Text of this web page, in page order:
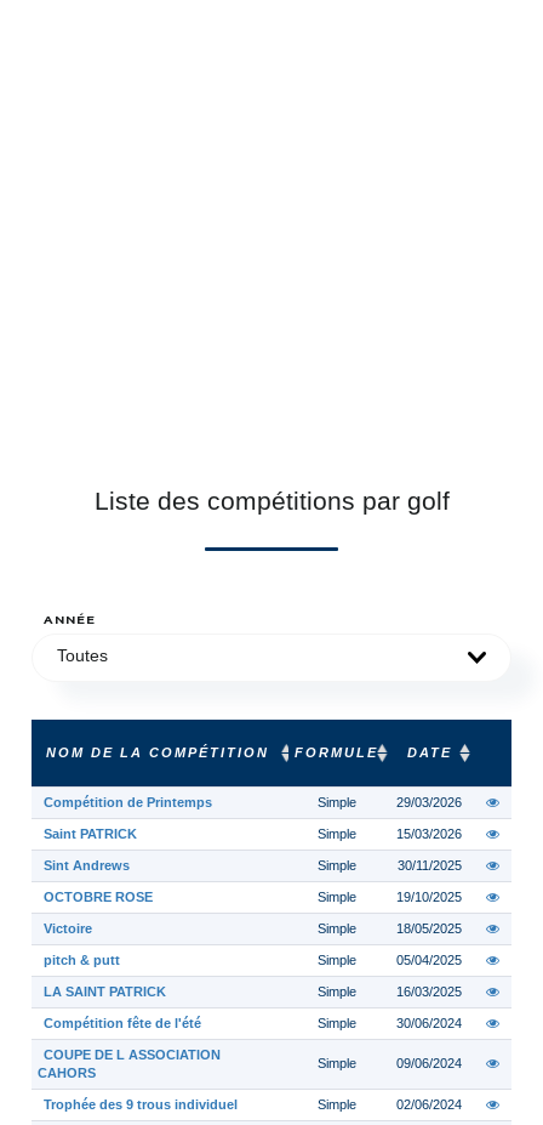
Liste des compétitions par golf
ANNÉE
Toutes
NOM DE LA COMPÉTITION FORMULE DATE
Compétition de Printemps Simple 29/03/2026
Saint PATRICK Simple 15/03/2026
Sint Andrews Simple 30/11/2025
OCTOBRE ROSE Simple 19/10/2025
Victoire Simple 18/05/2025
pitch & putt Simple 05/04/2025
LA SAINT PATRICK Simple 16/03/2025
Compétition fête de l'été Simple 30/06/2024
COUPE DE L ASSOCIATION
CAHORS
Simple 09/06/2024
Trophée des 9 trous individuel Simple 02/06/2024